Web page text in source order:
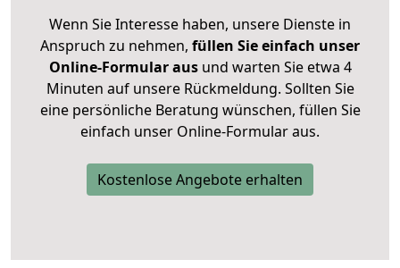
Wenn Sie Interesse haben, unsere Dienste in
Anspruch zu nehmen, füllen Sie einfach unser
Online-Formular ausund warten Sie etwa 4
Minuten auf unsere Rückmeldung. Sollten Sie
eine persönliche Beratung wünschen, füllen Sie
einfach unser Online-Formular aus.
Kostenlose Angebote erhalten